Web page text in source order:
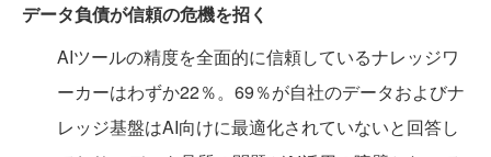
データ負債が信頼の危機を招く
AIツールの精度を全面的に信頼しているナレッジワ
ーカーはわずか22％。69％が自社のデータおよびナ
レッジ基盤はAI向けに最適化されていないと回答し